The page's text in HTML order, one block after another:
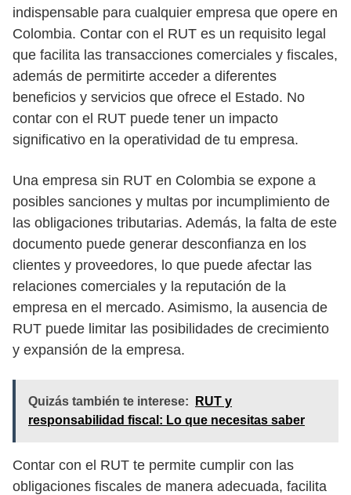
indispensable para cualquier empresa que opere en
Colombia. Contar con el RUT es un requisito legal
que facilita las transacciones comerciales y fiscales,
además de permitirte acceder a diferentes
beneficios y servicios que ofrece el Estado. No
contar con el RUT puede tener un impacto
significativo en la operatividad de tu empresa.
Una empresa sin RUT en Colombia se expone a
posibles sanciones y multas por incumplimiento de
las obligaciones tributarias. Además, la falta de este
documento puede generar desconfianza en los
clientes y proveedores, lo que puede afectar las
relaciones comerciales y la reputación de la
empresa en el mercado. Asimismo, la ausencia de
RUT puede limitar las posibilidades de crecimiento
y expansión de la empresa.
Quizás también te interese:
RUT y
responsabilidad fiscal: Lo que necesitas saber
Contar con el RUT te permite cumplir con las
obligaciones fiscales de manera adecuada, facilita